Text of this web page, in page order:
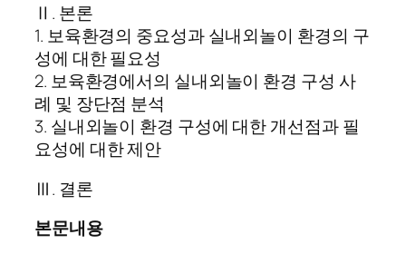
Ⅱ. 본론
1. 보육환경의 중요성과 실내외놀이 환경의 구
성에 대한 필요성
2. 보육환경에서의 실내외놀이 환경 구성 사
례 및 장단점 분석
3. 실내외놀이 환경 구성에 대한 개선점과 필
요성에 대한 제안
Ⅲ. 결론
본문내용